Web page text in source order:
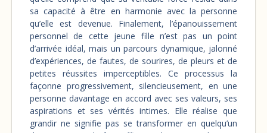
sa capacité à être en harmonie avec la personne
qu’elle est devenue. Finalement, l’épanouissement
personnel de cette jeune fille n’est pas un point
d’arrivée idéal, mais un parcours dynamique, jalonné
d’expériences, de fautes, de sourires, de pleurs et de
petites réussites imperceptibles. Ce processus la
façonne progressivement, silencieusement, en une
personne davantage en accord avec ses valeurs, ses
aspirations et ses vérités intimes. Elle réalise que
grandir ne signifie pas se transformer en quelqu’un